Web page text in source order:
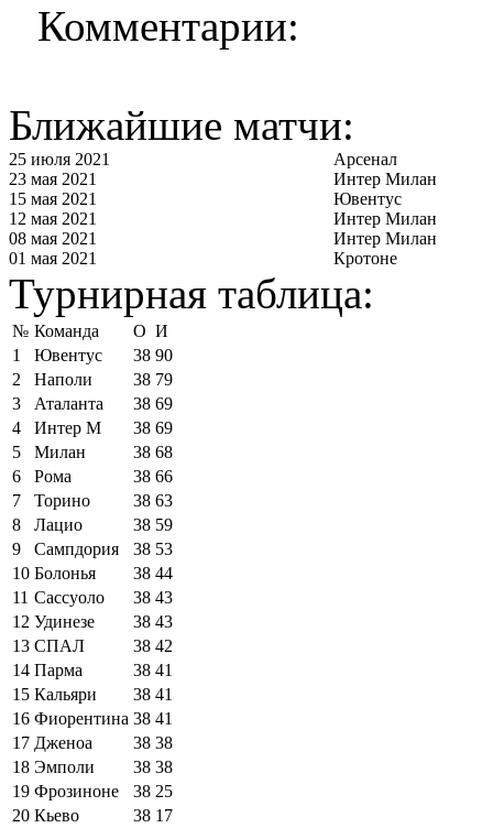
Комментарии:
Ближайшие матчи:
25 июля 2021
Арсенал
23 мая 2021
Интер Милан
15 мая 2021
Ювентус
12 мая 2021
Интер Милан
08 мая 2021
Интер Милан
01 мая 2021
Кротоне
Турнирная таблица:
№ Команда О И
1
Ювентус 38 90
2
Наполи 38 79
3
Аталанта 38 69
4
Интер М 38 69
5
Милан 38 68
6
Рома 38 66
7
Торино 38 63
8
Лацио 38 59
9
Сампдория 38 53
10 Болонья 38 44
11 Сассуоло 38 43
12 Удинезе 38 43
13 СПАЛ 38 42
14 Парма 38 41
15 Кальяри 38 41
16 Фиорентина 38 41
17 Дженоа 38 38
18 Эмполи 38 38
19 Фрозиноне 38 25
20 Кьево 38 17